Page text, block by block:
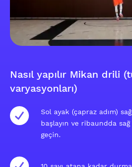
Nasıl yapılır Mikan drili
varyasyonları)
Sol ayak (çapraz adım)
başlayın ve ribaundda
geçin.